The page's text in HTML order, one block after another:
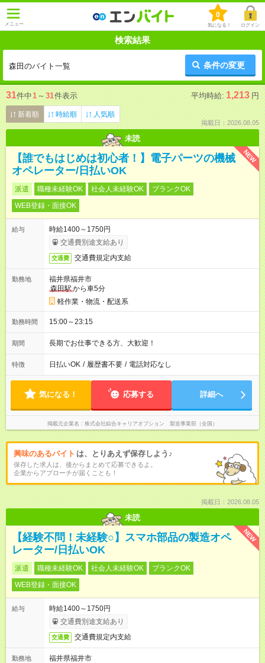
メニュー
0
気になる！ ログイン
検索結果
森田のバイト一覧 条件の変更
31件中1 ～ 31件表示 平均時給: 1,213 円
新着順 時給順 人気順
掲載日：2026.08.05
未読
NEW
【誰でもはじめは初心者！】電子パーツの機械
オペレーター/日払いOK
派遣 職種未経験OK 社会人未経験OK
ブランクOK
WEB登録・面接OK
給与
時給1400～1750円
交通費別途支給あり
交通費 交通費規定内支給
勤務地
福井県福井市
森田駅から車5分
軽作業・物流・配送系
勤務時間 15:00～23:15
期間 長期でお仕事できる方、大歓迎！
特徴 日払いOK / 履歴書不要 / 電話対応なし
気になる！ 応募する 詳細へ
掲載元企業名 株式会社綜合キャリアオプション 製造事業部（全国）
興味のあるバイト は、とりあえず保存しよう♪
保存した求人は、後からまとめて応募できるよ。
企業からアプローチが届くことも！
掲載日：2026.08.05
未読
NEW
【経験不問！未経験○】スマホ部品の製造オペ
レーター/日払いOK
派遣 職種未経験OK 社会人未経験OK
ブランクOK
WEB登録・面接OK
給与
時給1400～1750円
交通費別途支給あり
交通費 交通費規定内支給
勤務地
福井県福井市